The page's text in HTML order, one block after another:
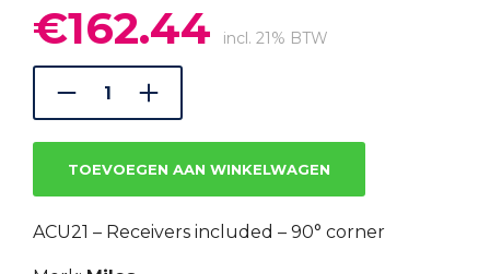
Oorspronkelijke
prijs
was:
€216.59.
€162.44 prijs
incl. 21% BTW
TOEVOEGEN AAN WINKELWAGEN
ACU21 – Receivers included – 90° corner